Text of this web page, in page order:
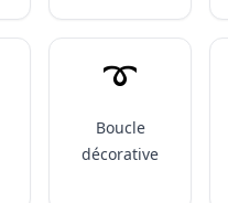
➰️
Boucle
décorative